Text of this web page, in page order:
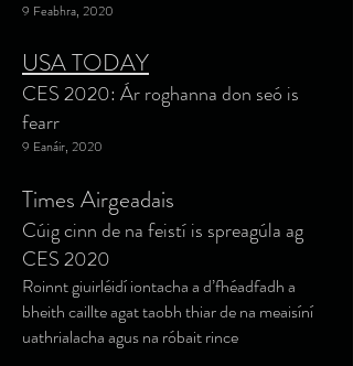
9 Feabhra, 2020
USA TODAY
CES 2020: Ár roghanna don seó is
fearr
9 Eanáir, 2020
Times Airgeadais
Cúig cinn de na feistí is spreagúla ag
CES 2020
Roinnt giuirléidí iontacha a d’fhéadfadh a
bheith caillte agat taobh thiar de na meaisíní
uathrialacha agus na róbait rince